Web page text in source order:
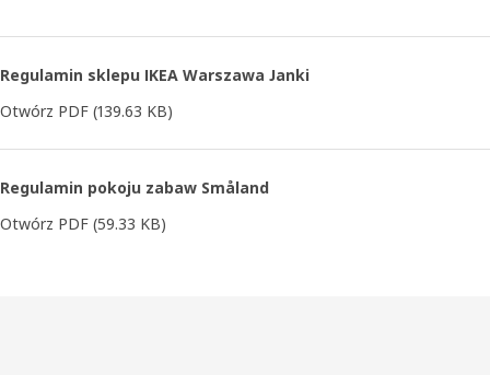
Regulamin sklepu IKEA Warszawa Janki
Otwórz PDF (139.63 KB)
Regulamin pokoju zabaw Småland
Otwórz PDF (59.33 KB)